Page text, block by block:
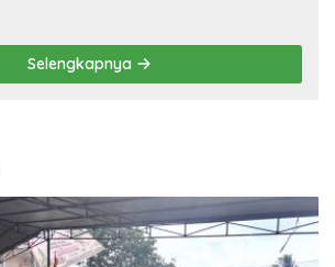
Selengkapnya